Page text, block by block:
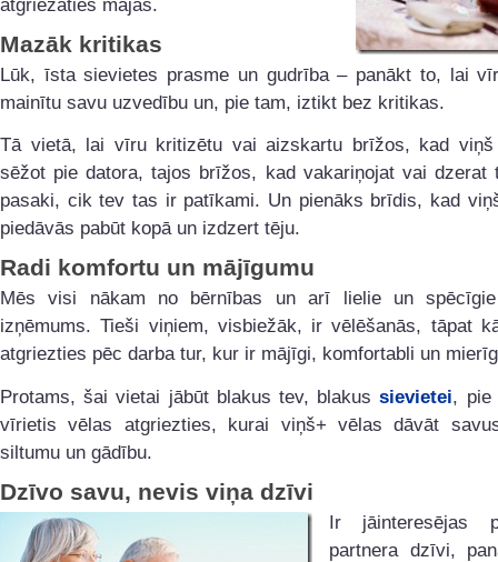
atgriežaties mājās.
Mazāk kritikas
Lūk, īsta sievietes prasme un gudrība – panākt to, lai
mainītu savu uzvedību un, pie tam, iztikt bez kritikas.
Tā vietā, lai vīru kritizētu vai aizskartu brīžos, kad
sēžot pie datora, tajos brīžos, kad vakariņojat vai dzerat
pasaki, cik tev tas ir patīkami. Un pienāks brīdis, kad
piedāvās pabūt kopā un izdzert tēju.
Radi komfortu un mājīgumu
Mēs visi nākam no bērnības un arī lielie un
izņēmums. Tieši viņiem, visbiežāk, ir vēlēšanās, tāpat
atgriezties pēc darba tur, kur ir mājīgi, komfortabli un
Protams, šai vietai jābūt blakus tev, blakussievietei, pie
vīrietis vēlas atgriezties, kurai viņš+ vēlas dāvāt
siltumu un gādību.
Dzīvo savu, nevis viņa dzīvi
Ir jāinteresējas
partnera dzīvi,